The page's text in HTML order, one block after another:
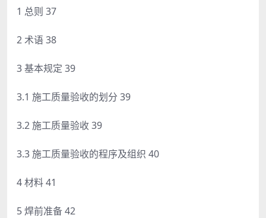
1 总则 37
2 术语 38
3 基本规定 39
3.1 施工质量验收的划分 39
3.2 施工质量验收 39
3.3 施工质量验收的程序及组织 40
4 材料 41
5 焊前准备 42